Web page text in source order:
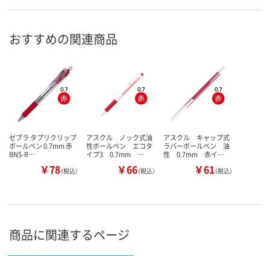
おすすめの関連商品
ゼブラ タプリクリップ
ボールペン 0.7mm 赤
BN5-R…
￥78（税込）
アスクル ノック式油
性ボールペン エコタ
イプ3 0.7mm …
￥66（税込）
アスクル キャップ式
ラバーボールペン 油
性 0.7mm 赤イ…
￥61（税込）
商品に関連するページ